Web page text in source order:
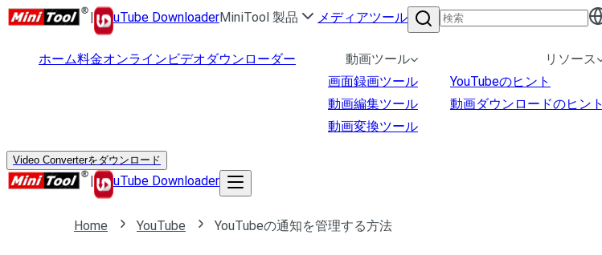
| uTube DownloaderMiniTool 製品 メディアツール
ホーム料金オンラインビデオダウンローダー
動画ツール
画面録画ツール
動画編集ツール
動画変換ツール
リソース
YouTubeのヒント
動画ダウンロードのヒント
Video Converterをダウンロード
| uTube Downloader
Home YouTube YouTubeの通知を管理する方法